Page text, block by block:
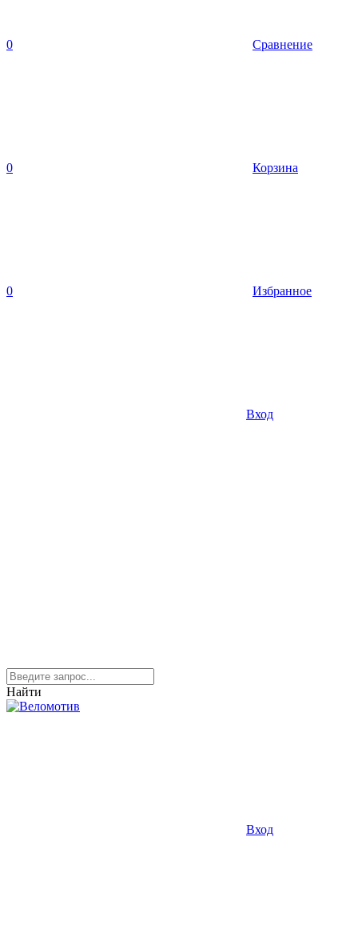
0 Сравнение
0 Корзина
0 Избранное
Вход
Найти
Вход